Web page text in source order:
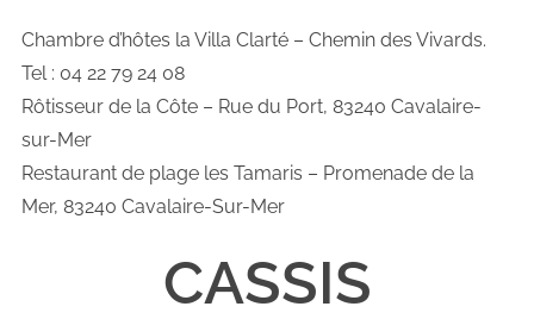
Chambre d’hôtes la Villa Clarté – Chemin des Vivards.
Tel : 04 22 79 24 08
Rôtisseur de la Côte – Rue du Port, 83240 Cavalaire-
sur-Mer
Restaurant de plage les Tamaris – Promenade de la
Mer, 83240 Cavalaire-Sur-Mer
CASSIS